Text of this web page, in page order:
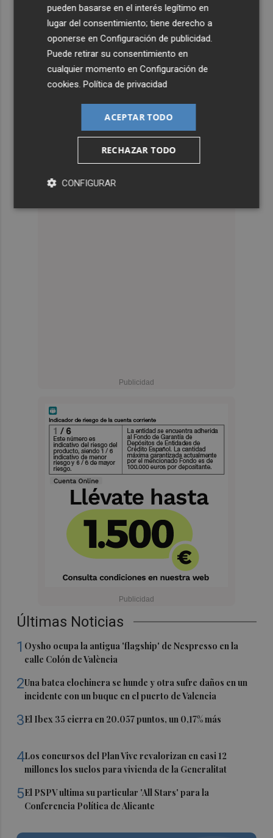
Últimas Noticias
1 Oysho ocupa la antigua 'flagship' de Nespresso en la
calle Colón de València
2Una batea clochinera se hunde y otra sufre daños en un
incidente con un buque en el puerto de Valencia
3El Ibex 35 cierra en 20.057 puntos, un 0,17% más
4Los concursos del Plan Vive revalorizan en casi 12
millones los suelos para vivienda de la Generalitat
5El PSPV ultima su particular 'All Stars' para la
Conferencia Política de Alicante
pueden basarse en el interés legítimo en
lugar del consentimiento; tiene derecho a
oponerse enConfiguración de publicidad.
Puede retirar su consentimiento en
cualquier momento enConfiguración de
cookies.Política de privacidad
ACEPTAR TODO
RECHAZAR TODO
CONFIGURAR